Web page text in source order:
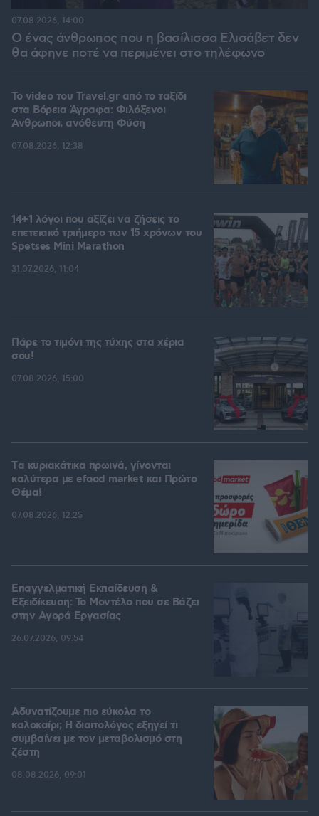
Ο ένας άνθρωπος που η βασίλισσα Ελισάβετ δεν
θα άφηνε ποτέ να περιμένει στο τηλέφωνο
07.08.2026, 14:00
To video του Travel.gr από το ταξίδι
στα Βόρεια Άγραφα: Φιλόξενοι
Άνθρωποι, ανόθευτη Φύση
07.08.2026, 12:38
14+1 λόγοι που αξίζει να ζήσεις το
επετειακό τριήμερο των 15 χρόνων του
Spetses Mini Marathon
31.07.2026, 11:04
Πάρε το τιμόνι της τύχης στα χέρια
σου!
07.08.2026, 15:00
Tα κυριακάτικα πρωινά, γίνονται
καλύτερα με efood market και Πρώτο
Θέμα!
07.08.2026, 12:25
Επαγγελματική Εκπαίδευση &
Εξειδίκευση: Το Mοντέλο που σε Bάζει
στην Aγορά Eργασίας
26.07.2026, 09:54
Αδυνατίζουμε πιο εύκολα το
καλοκαίρι; Η διαιτολόγος εξηγεί τι
συμβαίνει με τον μεταβολισμό στη
ζέστη
08.08.2026, 09:01